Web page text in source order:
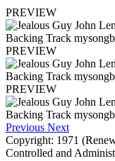
PREVIEW
PREVIEW
PREVIEW
Previous Next
Copyright: 1971
Controlled and